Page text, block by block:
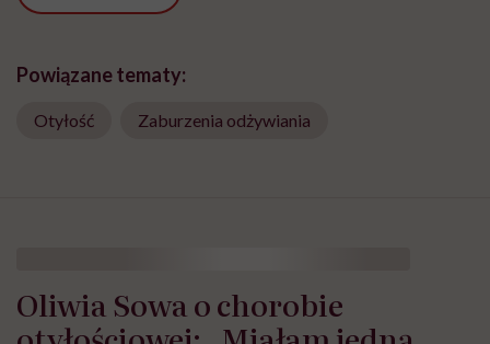
Powiązane tematy:
Otyłość Zaburzenia odżywiania
Oliwia Sowa o chorobie